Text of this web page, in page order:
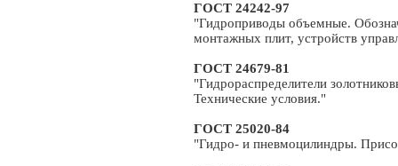
ГОСТ 24242-97
"Гидроприводы объемные.
монтажных плит, устройств
ГОСТ 24679-81
"Гидрораспределители
Технические условия."
ГОСТ 25020-84
"Гидро- и пневмоцилиндры.